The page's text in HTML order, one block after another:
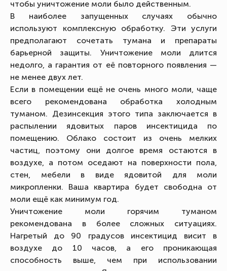
чтобы уничтожение моли было действенным.
В наиболее запущенных случаях обычно
используют комплексную обработку. Эти услуги
предполагают сочетать тумана и препараты
барьерной защиты. Уничтожение моли длится
недолго, а гарантия от её повторного появления —
не менее двух лет.
Если в помещении ещё не очень много моли, чаще
всего рекомендована обработка холодным
туманом. Дезинсекция этого типа заключается в
распылении ядовитых паров инсектицида по
помещению. Облако состоит из очень мелких
частиц, поэтому они долгое время остаются в
воздухе, а потом оседают на поверхности пола,
стен, мебели в виде ядовитой для моли
микропленки. Ваша квартира будет свободна от
моли ещё как минимум год.
Уничтожение моли горячим туманом
рекомендована в более сложных ситуациях.
Нагретый до 90 градусов инсектицид висит в
воздухе до 10 часов, а его проникающая
способность выше, чем при использовании